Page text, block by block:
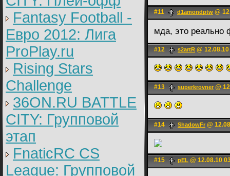
Fantasy Football -
Евро 2012: Лига
ProPlay.ru
Rising Stars
Challenge
36ON.RU BATTLE
CITY: Групповой
этап
FnaticRC CS
League: Групповой
#11 d1amondptw @
мда, это
#12 s2artR @
#13 superkrovner @
#14 ShadоwFr @
#15 pEL @ 12.08.10